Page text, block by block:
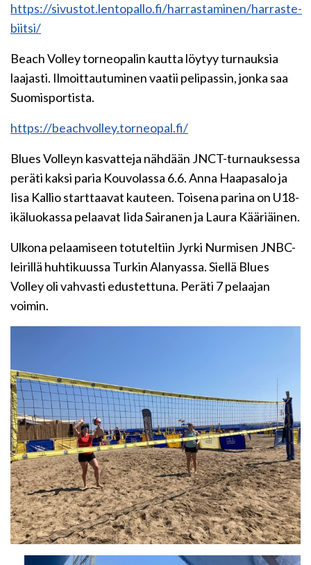
https://sivustot.lentopallo.fi/harrastaminen/harraste-
biitsi/
Beach Volley torneopalin kautta löytyy turnauksia
laajasti. Ilmoittautuminen vaatii pelipassin, jonka saa
Suomisportista.
https://beachvolley.torneopal.fi/
Blues Volleyn kasvatteja nähdään JNCT-turnauksessa
peräti kaksi paria Kouvolassa 6.6. Anna Haapasalo ja
Iisa Kallio starttaavat kauteen. Toisena parina on U18-
ikäluokassa pelaavat Iida Sairanen ja Laura Kääriäinen.
Ulkona pelaamiseen totuteltiin Jyrki Nurmisen JNBC-
leirillä huhtikuussa Turkin Alanyassa. Siellä Blues
Volley oli vahvasti edustettuna. Peräti 7 pelaajan
voimin.